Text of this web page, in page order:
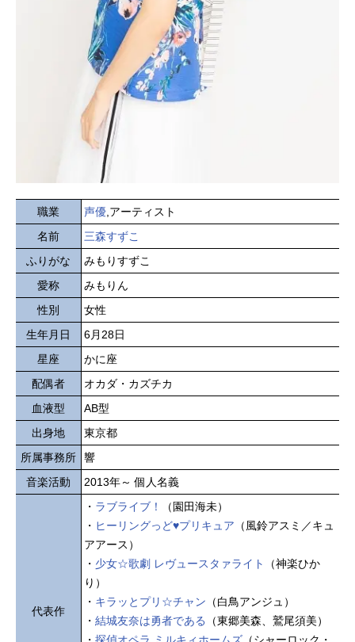
職業 声優 ,アーティスト
名前
三森すずこ
ふりがな
みもりすずこ
愛称
みもりん
性別
女性
生年月日
6月28日
星座
かに座
配偶者
オカダ・カズチカ
血液型
AB型
出身地
東京都
所属事務所
響
音楽活動
2013年～ 個人名義
代表作
・ ラブライブ！
（園田海未）
・ ヒーリングっど♥プリキュア （風鈴アスミ／キュ
アアース）
・ 少女☆歌劇 レヴュースタァライト
（神楽ひか
り）
・ キラッとプリ☆チャン （白鳥アンジュ）
・ 結城友奈は勇者である
（東郷美森、鷲尾須美）
・ 探偵オペラ ミルキィホームズ （シャーロック・